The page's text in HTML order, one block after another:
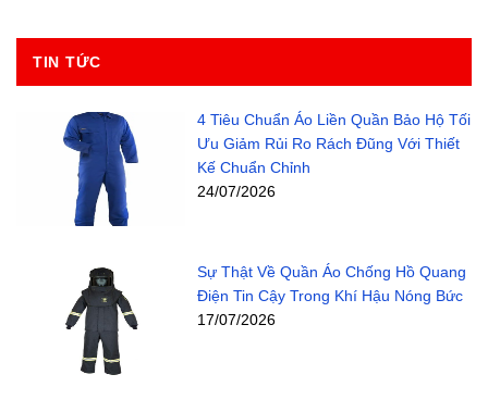
TIN TỨC
4 Tiêu Chuẩn Áo Liền Quần Bảo Hộ Tối
Ưu Giảm Rủi Ro Rách Đũng Với Thiết
Kế Chuẩn Chỉnh
24/07/2026
Sự Thật Về Quần Áo Chống Hồ Quang
Điện Tin Cậy Trong Khí Hậu Nóng Bức
17/07/2026